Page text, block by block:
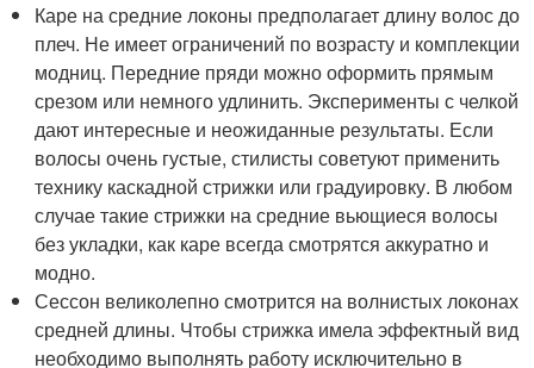
Каре на средние локоны предполагает длину волос до
плеч. Не имеет ограничений по возрасту и комплекции
модниц. Передние пряди можно оформить прямым
срезом или немного удлинить. Эксперименты с челкой
дают интересные и неожиданные результаты. Если
волосы очень густые, стилисты советуют применить
технику каскадной стрижки или градуировку. В любом
случае такие стрижки на средние вьющиеся волосы
без укладки, как каре всегда смотрятся аккуратно и
модно.
Сессон великолепно смотрится на волнистых локонах
средней длины. Чтобы стрижка имела эффектный вид
необходимо выполнять работу исключительно в